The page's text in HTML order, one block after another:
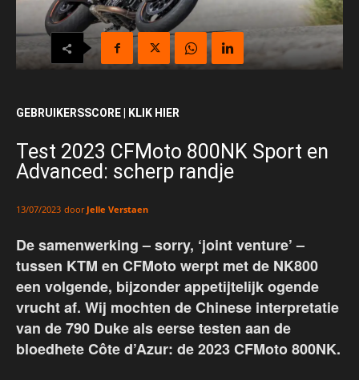
GEBRUIKERSSCORE | KLIK HIER
Test 2023 CFMoto 800NK Sport en
Advanced: scherp randje
13/07/2023 door Jelle Verstaen
De samenwerking – sorry, ‘joint venture’ –
tussen KTM en CFMoto werpt met de NK800
een volgende, bijzonder appetijtelijk ogende
vrucht af. Wij mochten de Chinese interpretatie
van de 790 Duke als eerse testen aan de
bloedhete Côte d’Azur: de 2023 CFMoto 800NK.